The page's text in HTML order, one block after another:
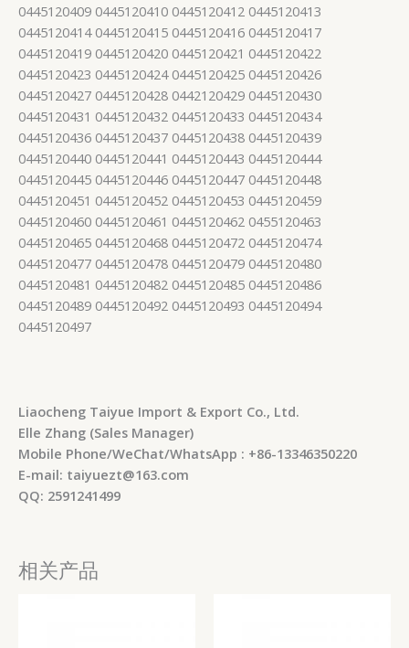
0445120409 0445120410 0445120412 0445120413
0445120414 0445120415 0445120416 0445120417
0445120419 0445120420 0445120421 0445120422
0445120423 0445120424 0445120425 0445120426
0445120427 0445120428 0442120429 0445120430
0445120431 0445120432 0445120433 0445120434
0445120436 0445120437 0445120438 0445120439
0445120440 0445120441 0445120443 0445120444
0445120445 0445120446 0445120447 0445120448
0445120451 0445120452 0445120453 0445120459
0445120460 0445120461 0445120462 0455120463
0445120465 0445120468 0445120472 0445120474
0445120477 0445120478 0445120479 0445120480
0445120481 0445120482 0445120485 0445120486
0445120489 0445120492 0445120493 0445120494
0445120497
Liaocheng Taiyue Import & Export Co., Ltd.
Elle Zhang (Sales Manager)
Mobile Phone/WeChat/WhatsApp : +86-13346350220
E-mail: taiyuezt@163.com
QQ: 2591241499
相关产品